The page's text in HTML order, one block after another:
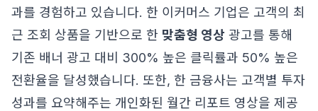
과를 경험하고 있습니다. 한 이커머스 기업은 고객의 최
근 조회 상품을 기반으로 한 맞춤형 영상 광고를 통해
기존 배너 광고 대비 300% 높은 클릭률과 50% 높은
전환율을 달성했습니다. 또한, 한 금융사는 고객별 투자
성과를 요약해주는 개인화된 월간 리포트 영상을 제공